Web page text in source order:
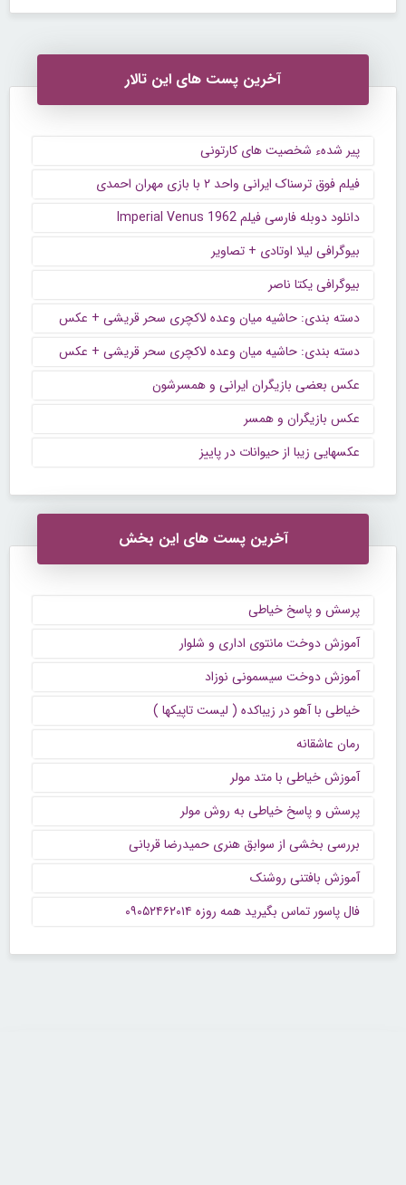
آخرین پست های این تالار
پیر شدهء شخصیت های کارتونی
فیلم فوق ترسناک ایرانی واحد ۲ با بازی مهران احمدی
دانلود دوبله فارسی فیلم Imperial Venus 1962
بیوگرافی لیلا اوتادی + تصاویر
بیوگرافی یکتا ناصر
دسته بندی: حاشیه میان وعده لاکچری سحر قریشی + عکس
دسته بندی: حاشیه میان وعده لاکچری سحر قریشی + عکس
عکس بعضی بازیگران ایرانی و همسرشون
عکس بازیگران و همسر
عکسهایی زیبا از حیوانات در پاییز
آخرین پست های این بخش
پرسش و پاسخ خیاطی
آموزش دوخت مانتوی اداری و شلوار
آموزش دوخت سیسمونی نوزاد
خیاطی با آهو در زیباکده ( لیست تاپیکها )
رمان عاشقانه
آموزش خیاطی با متد مولر
پرسش و پاسخ خیاطی به روش مولر
بررسی بخشی از سوابق هنری حمیدرضا قربانی
آموزش بافتنی روشنک
فال پاسور تماس بگیرید همه روزه ۰۹۰۵۲۴۶۲۰۱۴